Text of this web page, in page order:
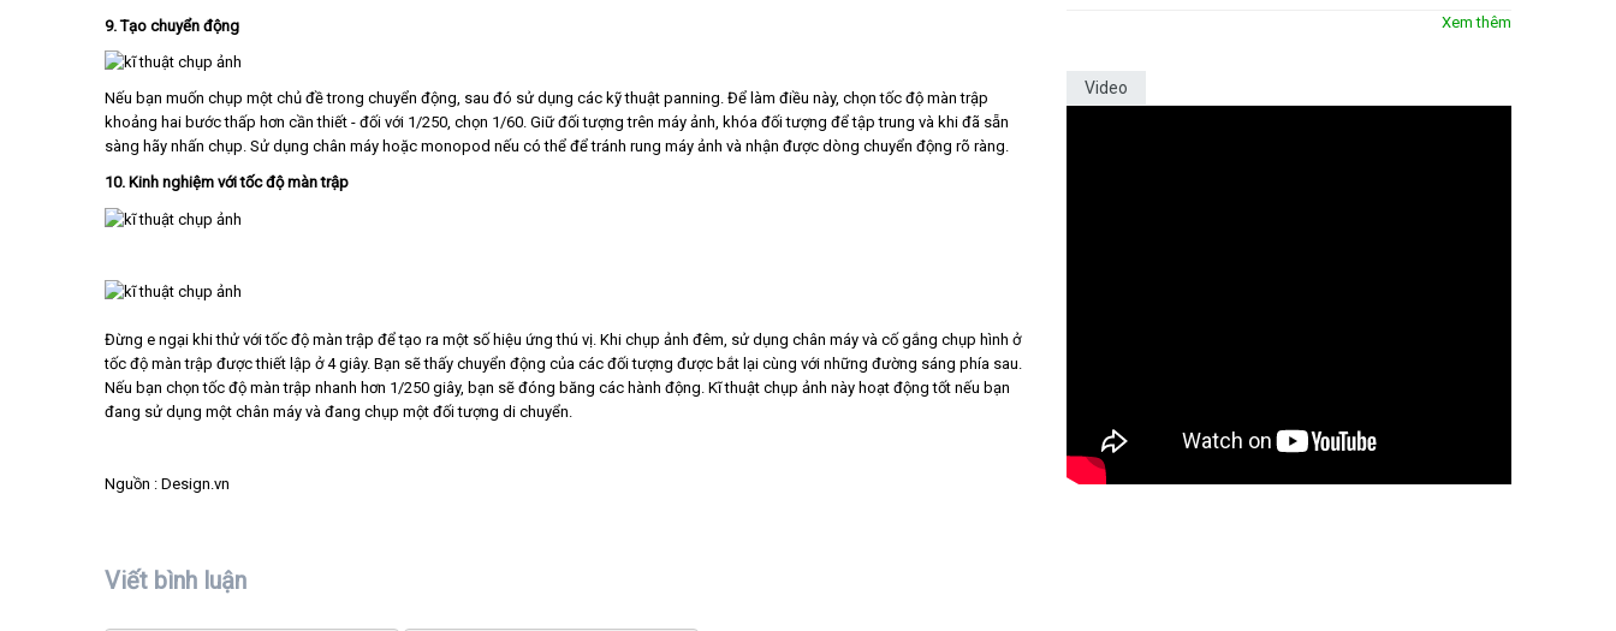
9. Tạo chuyển động
Nếu bạn muốn chụp một chủ đề trong chuyển động, sau đó sử dụng các kỹ thuật panning. Để làm điều này, chọn tốc độ màn trập
khoảng hai bước thấp hơn cần thiết - đối với 1/250, chọn 1/60. Giữ đối tượng trên máy ảnh, khóa đối tượng để tập trung và khi đã sẵn
sàng hãy nhấn chụp. Sử dụng chân máy hoặc monopod nếu có thể để tránh rung máy ảnh và nhận được dòng chuyển động rõ ràng.
10. Kinh nghiệm với tốc độ màn trập
Đừng e ngại khi thử với tốc độ màn trập để tạo ra một số hiệu ứng thú vị. Khi chụp ảnh đêm, sử dụng chân máy và cố gắng chụp hình ở
tốc độ màn trập được thiết lập ở 4 giây. Bạn sẽ thấy chuyển động của các đối tượng được bắt lại cùng với những đường sáng phía sau.
Nếu bạn chọn tốc độ màn trập nhanh hơn 1/250 giây, bạn sẽ đóng băng các hành động. Kĩ thuật chụp ảnh này hoạt động tốt nếu bạn
đang sử dụng một chân máy và đang chụp một đối tượng di chuyển.
Nguồn : Design.vn
Viết bình luận
Xem thêm
Video